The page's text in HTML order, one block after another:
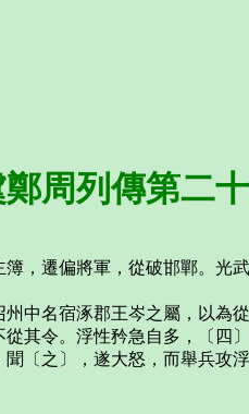
周列傳第二
偏將軍，從破邯鄲。光武
名宿涿郡王岑之屬，以為
其令。浮性矜急自多，〔
〔之〕，遂大怒，而舉兵攻